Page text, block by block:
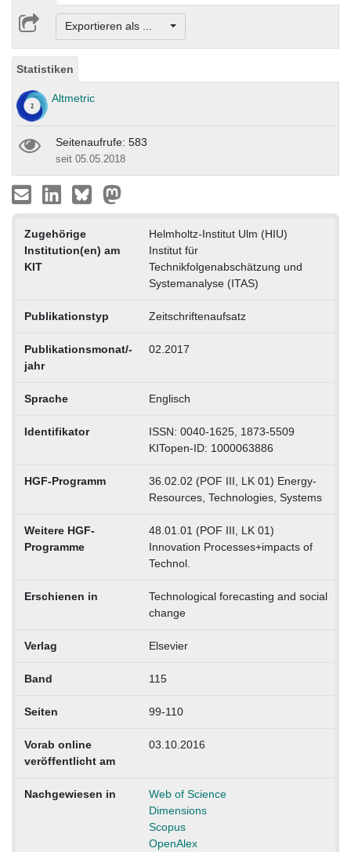
Exportieren als ...
Statistiken
Altmetric
Seitenaufrufe: 583
seit 05.05.2018
Zugehörige
Institution(en) am
KIT
Helmholtz-Institut Ulm (HIU)
Institut für
Technikfolgenabschätzung und
Systemanalyse (ITAS)
Publikationstyp Zeitschriftenaufsatz
Publikationsmonat/-
jahr
02.2017
Sprache Englisch
Identifikator
ISSN: 0040-1625, 1873-5509
KITopen-ID: 1000063886
HGF-Programm
36.02.02 (POF III, LK 01) Energy-
Resources, Technologies, Systems
Weitere HGF-
Programme
48.01.01 (POF III, LK 01)
Innovation Processes+impacts of
Technol.
Erschienen in
Technological forecasting and social
change
Verlag Elsevier
Band 115
Seiten 99-110
Vorab online
veröffentlicht am
03.10.2016
Nachgewiesen in
Web of Science
Dimensions
Scopus
OpenAlex